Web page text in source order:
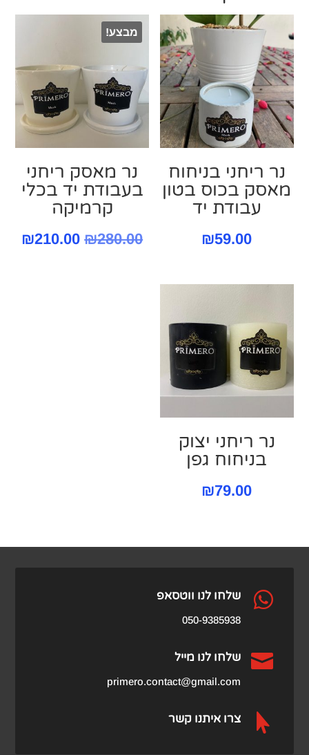
נר ריחני בניחוח
מאסק בכוס בטון
עבודת יד
₪59.00
מבצע!
נר מאסק ריחני
בעבודת יד בכלי
קרמיקה
₪280.00
המחיר₪210.00
נר ריחני יצוק
בניחוח גפן
₪79.00
 שלחו לנו ווטסאפ
050-9385938
 שלחו לנו מייל
primero.contact@gmail.com
 צרו איתנו קשר